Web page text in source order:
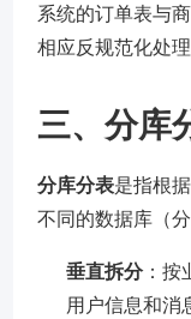
系统的订单表与
相应反规范化处
三、分库
分库分表是指根
不同的数据库（
垂直拆分：按
用户信息和消